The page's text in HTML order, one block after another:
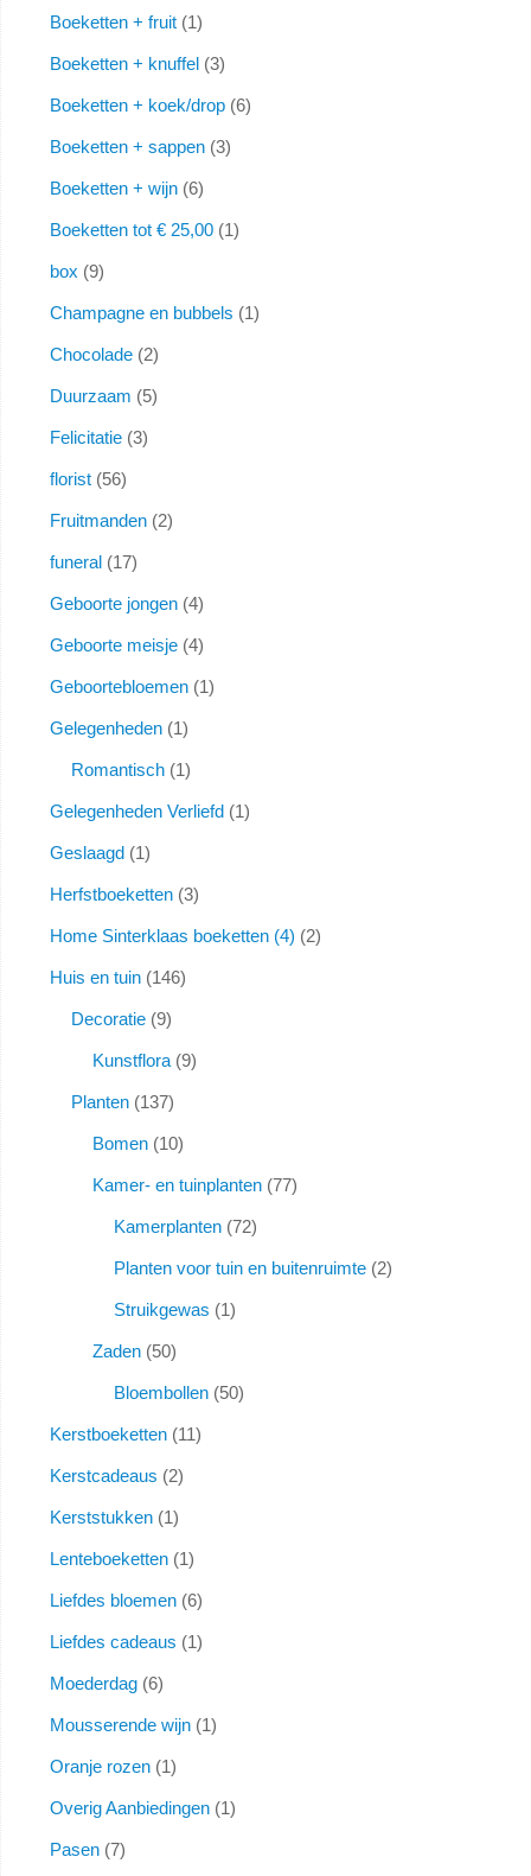
Boeketten + fruit 1
Boeketten + knuffel 3
Boeketten + koek/drop 6
Boeketten + sappen 3
Boeketten + wijn 6
Boeketten tot € 25,00 1
box 9
Champagne en bubbels 1
Chocolade 2
Duurzaam 5
Felicitatie 3
florist 56
Fruitmanden 2
funeral 17
Geboorte jongen 4
Geboorte meisje 4
Geboortebloemen 1
Gelegenheden 1
Romantisch 1
Gelegenheden Verliefd 1
Geslaagd 1
Herfstboeketten 3
Home Sinterklaas boeketten (4) 2
Huis en tuin 146
Decoratie 9
Kunstflora 9
Planten 137
Bomen 10
Kamer- en tuinplanten 77
Kamerplanten 72
Planten voor tuin en buitenruimte 2
Struikgewas 1
Zaden 50
Bloembollen 50
Kerstboeketten 11
Kerstcadeaus 2
Kerststukken 1
Lenteboeketten 1
Liefdes bloemen 6
Liefdes cadeaus 1
Moederdag 6
Mousserende wijn 1
Oranje rozen 1
Overig Aanbiedingen 1
Pasen 7